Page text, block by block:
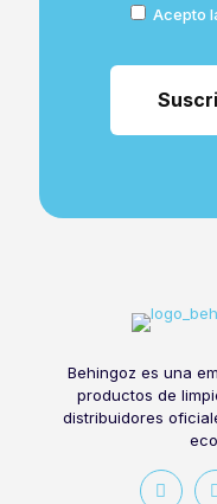
Acepto
Behingoz es una
productos de
distribuidores